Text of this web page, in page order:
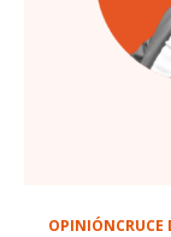
OPINIÓNCRUCE